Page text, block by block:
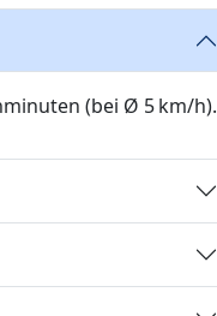
(bei Ø 5 km/h).